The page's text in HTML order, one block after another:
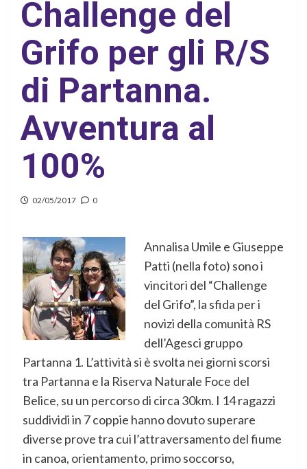
Challenge del
Grifo per gli R/S
di Partanna.
Avventura al
100%
02/05/2017 0
Annalisa Umile e Giuseppe
Patti (nella foto) sono i
vincitori del “Challenge
del Grifo”, la sfida per i
novizi della comunità RS
dell’Agesci gruppo
Partanna 1. L’attività si è svolta nei giorni scorsi
tra Partanna e la Riserva Naturale Foce del
Belice, su un percorso di circa 30km. I 14 ragazzi
suddividi in 7 coppie hanno dovuto superare
diverse prove tra cui l’attraversamento del fiume
in canoa, orientamento, primo soccorso,